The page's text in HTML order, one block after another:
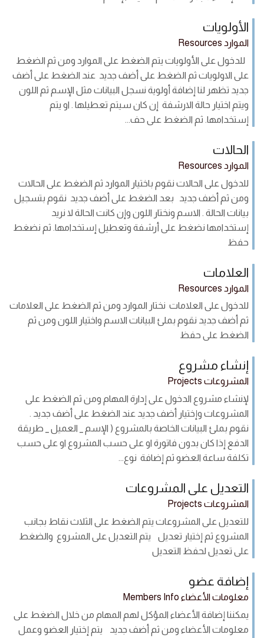
الأولويات
الموارد Resources
للدخول على الأولويات يتم الضغط على الموارد ومن ثم الضغط
على الاولويات ثم الضغط على أضف جديد عند الضغط على أضف
جديد تظهر لنا إضافة أولوية نسجل البيانات مثل الإسم ثم اللون
ويتم اختيار حالة الارشفة إن كان سيتم تعطيلها . او يتم
إستخدامها. ثم الضغط على حف...
الحالات
الموارد Resources
للدخول على الحالات نقوم باختيار الموارد ثم الضغط على الحالات
ومن ثم أضف جديد بعد الضغط على أضف جديد نقوم بتسجيل
بيانات الحالة . الاسم ونختار اللون وإن كانت الحالة لا نريد
إستخدامها نضغط على أرشفة وتعطيل إستخدامها. ثم نضغط
حفظ
العلامات
الموارد Resources
للدخول على العلامات نختار الموارد ومن ثم الضغط على العلامات
ثم أضف جديد نقوم بملئ البيانات الاسم واختيار اللون ومن ثم
الضغط على حفظ
إنشاء مشروع
المشروعات Projects
لإنشاء مشروع الدخول على إدارة المهام ومن ثم الضغط على
المشروعات وإختيار أضف جديد عند الضغط على أضف جديد .
نقوم بملئ البيانات الخاصة بالمشروع ( الإسم _ العميل _ طريقة
الدفع إذا كان بدون فاتورة او على حسب المشروع او على حسب
تكلفة ساعة العضو ثم إضافة نوع...
التعديل على المشروعات
المشروعات Projects
للتعديل على المشروعات يتم الضغط على الثلاث نقاط بجانب
المشروع ثم إختيار تعديل يتم التعديل على المشروع والضغط
على تعديل لحفظ التعديل
إضافة عضو
معلومات الأعضاء Members Info
يمكننا إضافة الأعضاء المؤكل لهم المهام من خلال الضغط على
معلومات الأعضاء ومن ثم أضف جديد يتم إختيار العضو وعمل